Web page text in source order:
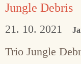
Jungle Debris
21. 10. 2021
Trio Jungle